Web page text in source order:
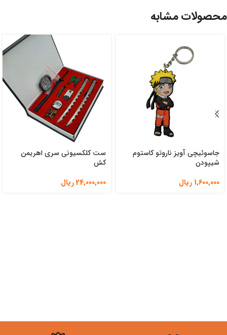
محصولات مشابه
جاسوئیچی آویز ناروتو کاستوم
شیپودن
1,600,000 ریال
ست کلکسیونی سری اهریمن
کش
24,000,000ریال